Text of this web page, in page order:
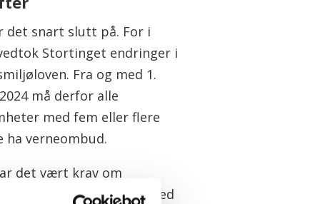
det snart slutt på. For i
Stortinget endringer i
Fra og med 1.
må derfor alle
med fem eller flere
ha verneombud.
det vært krav om
for virksomheter med